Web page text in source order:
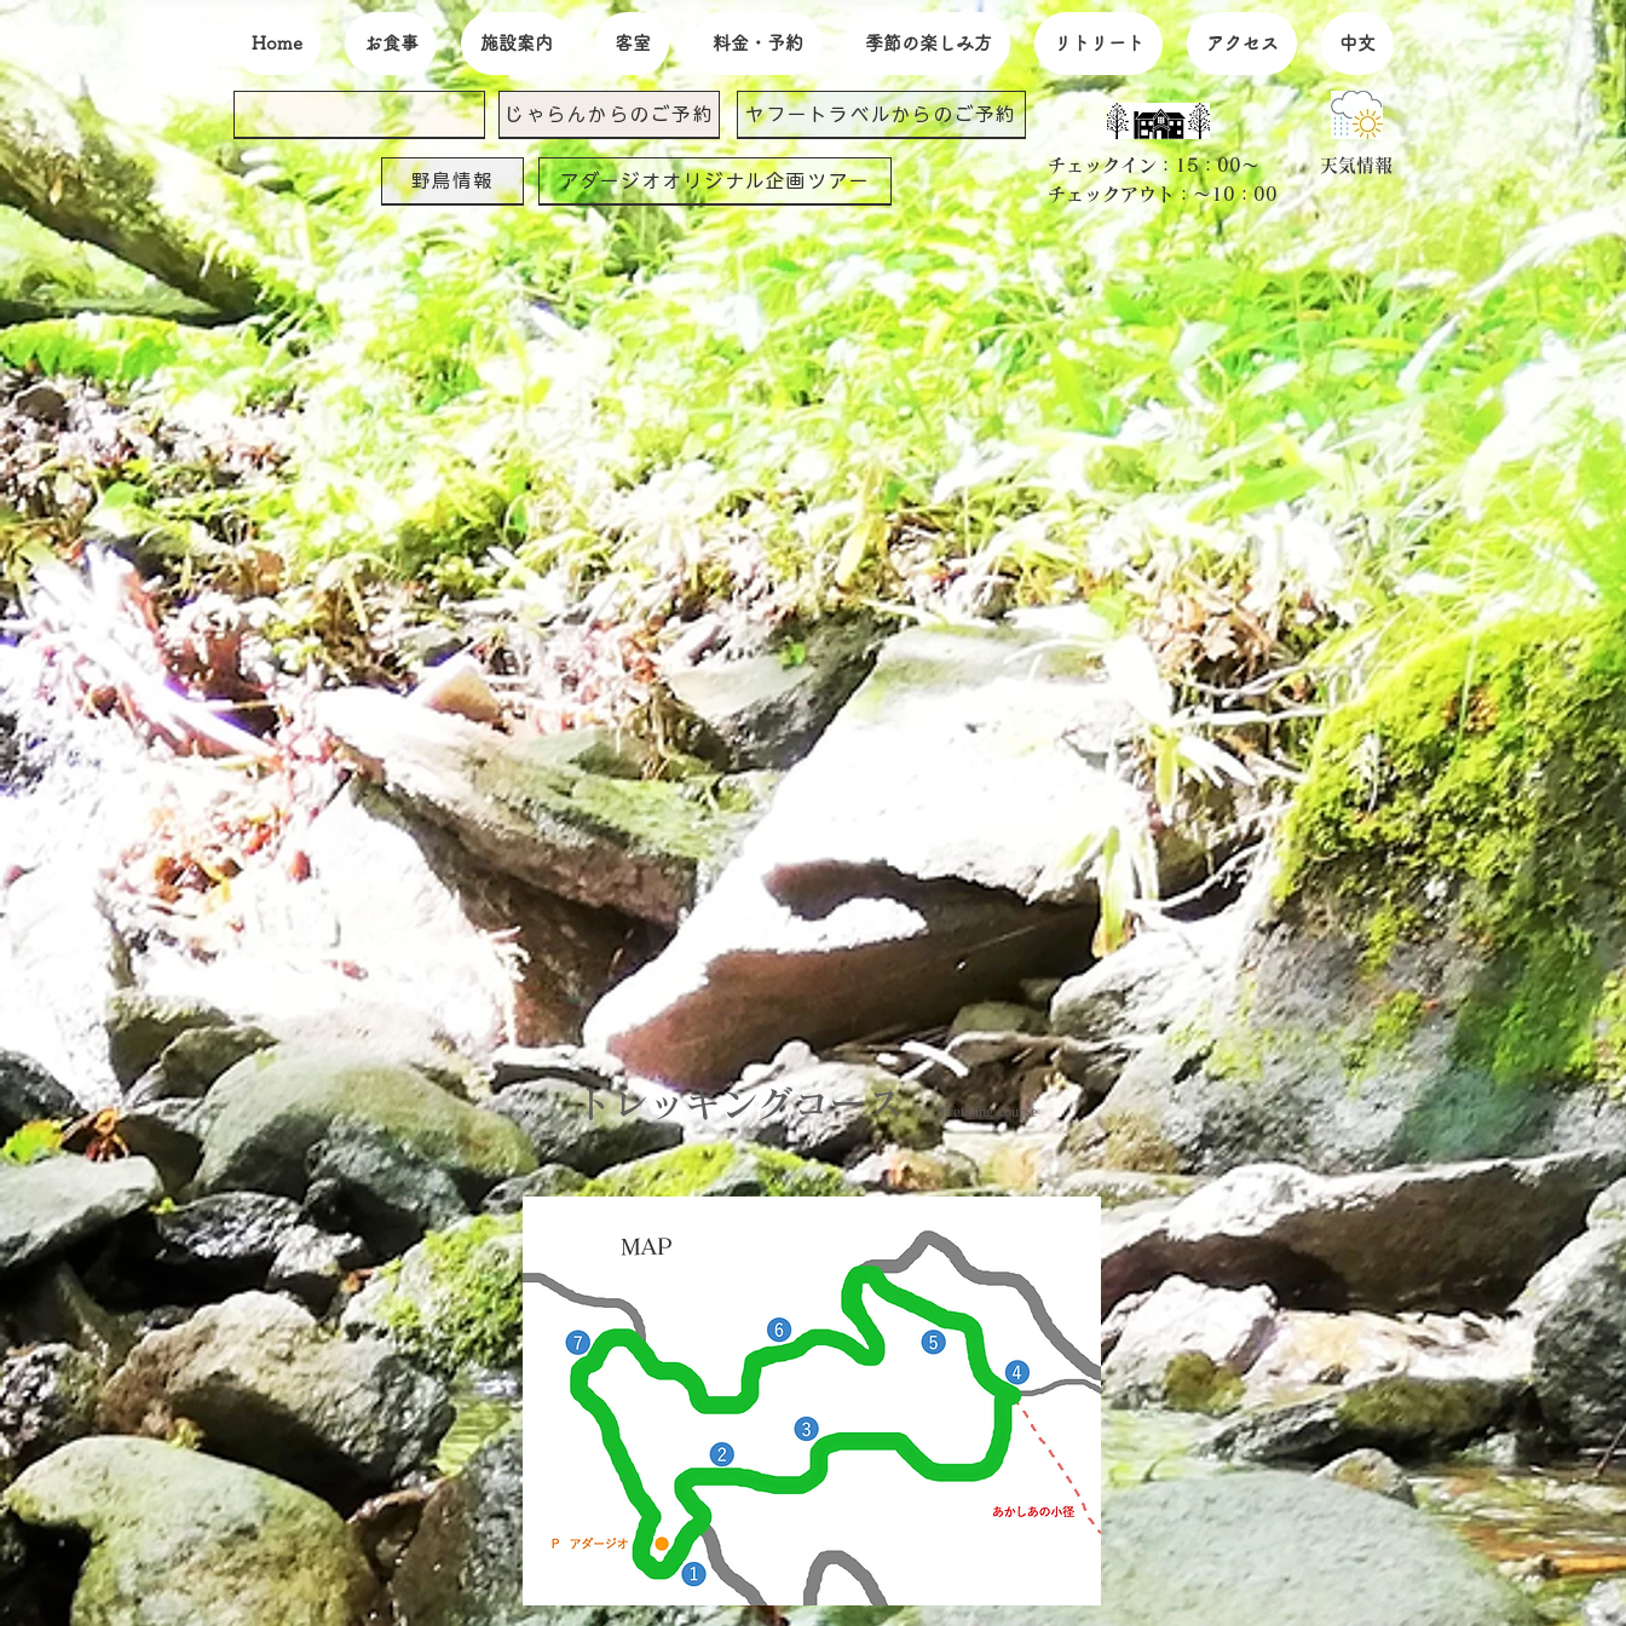
Home お食事 施設案内 客室 料金・予約 季節の楽しみ方 リトリート アクセス 中文
じゃらんからのご予約 ヤフートラベルからのご予約
野鳥情報 アダージオオリジナル企画ツアー
​チェックイン：15：00～
天気情報
​チェックアウト：～10：00
トレッキングコースTrekking course
MAP